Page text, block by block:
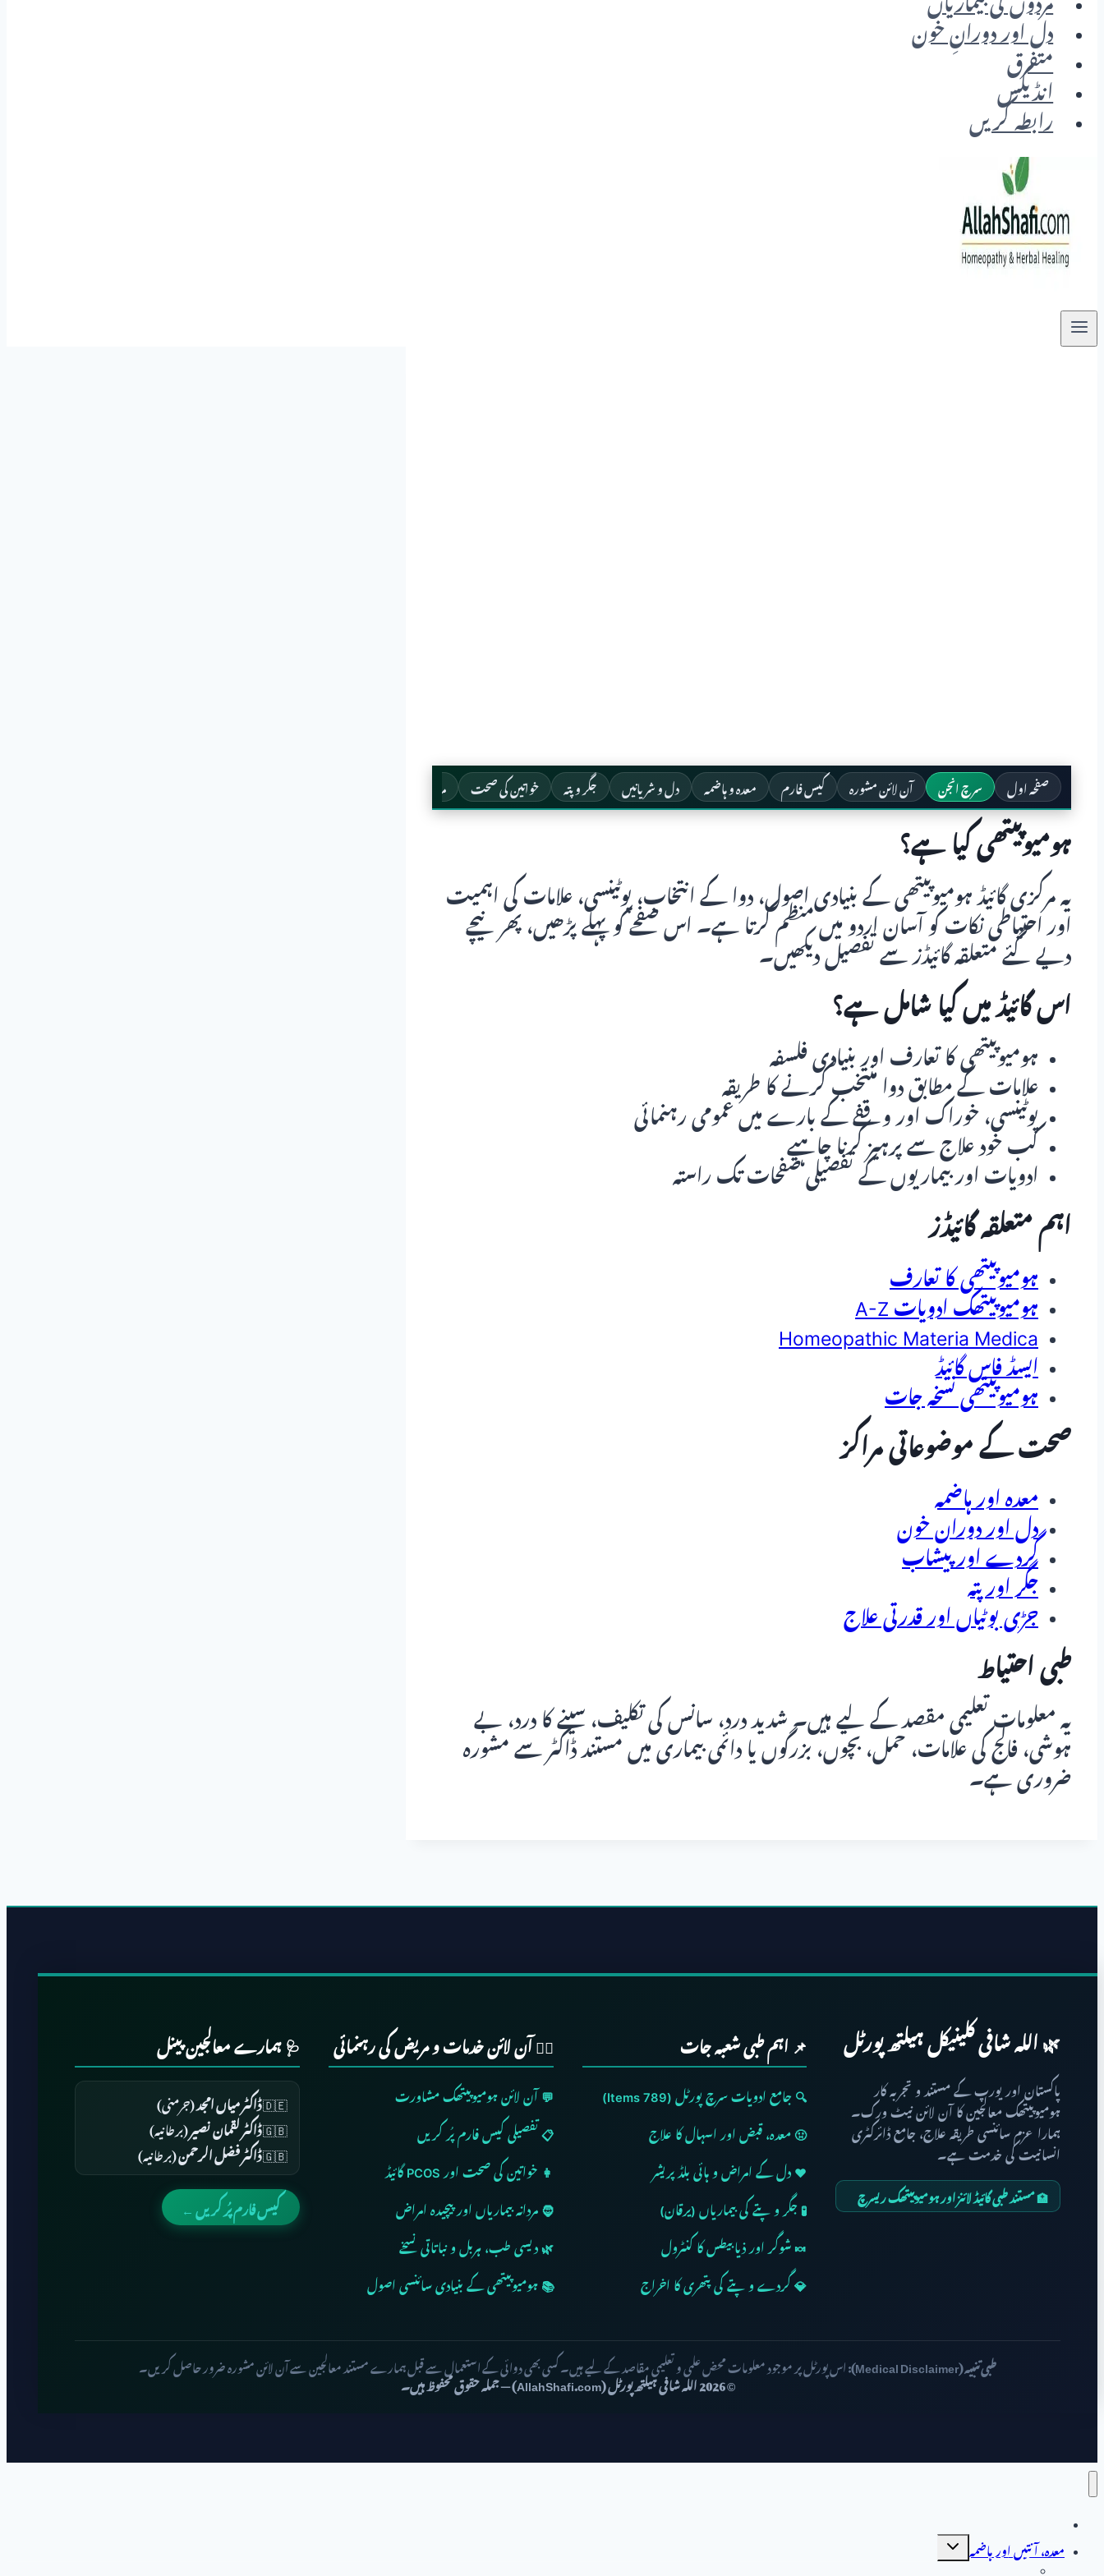
مردوں کی بیماریاں
دل اور دورانِ خون
متفرق
انڈیکس
رابطہ کریں
صفحہ اول سرچ انجن آن لائن مشورہ کیس فارم معدہ و ہاضمہ دل و شریانیں جگر و پتہ خواتین کی صحت مردوں کے امراض
ہومیوپیتھی کیا ہے؟
یہ مرکزی گائیڈ ہومیوپیتھی کے بنیادی اصول، دوا کے انتخاب، پوٹینسی، علامات کی اہمیت
اور احتیاطی نکات کو آسان اردو میں منظم کرتا ہے۔ اس صفحے کو پہلے پڑھیں، پھر نیچے
دیے گئے متعلقہ گائیڈز سے تفصیل دیکھیں۔
اس گائیڈ میں کیا شامل ہے؟
ہومیوپیتھی کا تعارف اور بنیادی فلسفہ
علامات کے مطابق دوا منتخب کرنے کا طریقہ
پوٹینسی، خوراک اور وقفے کے بارے میں عمومی رہنمائی
کب خود علاج سے پرہیز کرنا چاہیے
ادویات اور بیماریوں کے تفصیلی صفحات تک راستہ
اہم متعلقہ گائیڈز
ہومیوپیتھی کا تعارف
ہومیوپیتھک ادویات A-Z
Homeopathic Materia Medica
ایسڈ فاس گائیڈ
ہومیوپیتھی نسخہ جات
صحت کے موضوعاتی مراکز
معدہ اور ہاضمہ
دل اور دوران خون
گردے اور پیشاب
جگر اور پتہ
جڑی بوٹیاں اور قدرتی علاج
طبی احتیاط
یہ معلومات تعلیمی مقصد کے لیے ہیں۔ شدید درد، سانس کی تکلیف، سینے کا درد، بے
ہوشی، فالج کی علامات، حمل، بچوں، بزرگوں یا دائمی بیماری میں مستند ڈاکٹر سے مشورہ
ضروری ہے۔
🌿 اللہ شافی کلینیکل ہیلتھ پورٹل
پاکستان اور یورپ کے مستند و تجربہ کار
ہومیوپیتھک معالجین کا آن لائن نیٹ ورک۔
ہمارا عزم سائنسی طریقہ علاج، جامع ڈائرکٹری
انسانیت کی خدمت ہے۔
🏥 مستند طبی گائیڈ لائنز اور ہومیوپیتھک ریسرچ
📌 اہم طبی شعبہ جات
🔍 جامع ادویات سرچ پورٹل (789 Items)
🤢 معدہ، قبض اور اسہال کا علاج
❤️ دل کے امراض و ہائی بلڈ پریشر
🧪 جگر و پتے کی بیماریاں (یرقان)
🍬 شوگر اور ذیابیطس کا کنٹرول
💎 گردے و پتے کی پتھری کا اخراج
👨‍⚕️ آن لائن خدمات و مریض کی رہنمائی
💬 آن لائن ہومیوپیتھک مشاورت
📋 تفصیلی کیس فارم پُر کریں
👩 خواتین کی صحت اور PCOS گائیڈ
🧔 مردانہ بیماریاں اور پیچیدہ امراض
🌿 دیسی طب، ہربل و نباتاتی نسخے
📚 ہومیوپیتھی کے بنیادی سائنسی اصول
🩺 ہمارے معالجین پینل
🇩🇪ڈاکٹر میاں امجد(جرمنی)
🇬🇧ڈاکٹر لقمان نصیر(برطانیہ)
🇬🇧ڈاکٹر فضل الرحمن(برطانیہ)
کیس فارم پُر کریں ←
طبی تنبیہ (Medical Disclaimer): اس پورٹل پر موجود معلومات محض علمی و تعلیمی مقاصد کے لیے ہیں۔ کسی بھی دوائی کے استعمال سے قبل ہمارے مستند معالجین سے آن لائن مشورہ ضرور حاصل کریں۔
© 2026 اللہ شافی ہیلتھ پورٹل (AllahShafi.com) — جملہ حقوق محفوظ ہیں۔
معدہ، آنتیں اور ہاضمہ
Toggle